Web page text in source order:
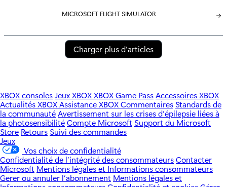
:C
T
G
E
:
MICROSOFT FLIGHT SIMULATOR
Charger plus d’articles
XBOX consolesJeux XBOXXBOX Game PassAccessoires XBOX
Actualités XBOXAssistance XBOXCommentaires Standards de
la communautéAvertissement sur les crises d’épilepsie liées à
la photosensibilitéCompte Microsoft Support du Microsoft
Store Retours Suivi des commandes
Jeux
Vos choix de confidentialité
Confidentialité de l’intégrité des consommateursContacter
Microsoft Mentions légales et Informations consommateurs
Gerer ou annuler l’abonnement Mentions légales et